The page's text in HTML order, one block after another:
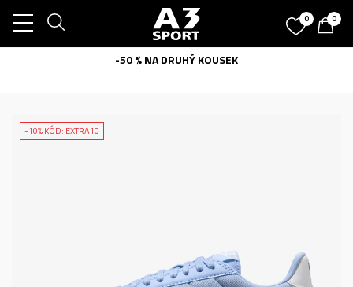
0 0
-50 % NA DRUHÝ KOUSEK
-10% KÓD: EXTRA10